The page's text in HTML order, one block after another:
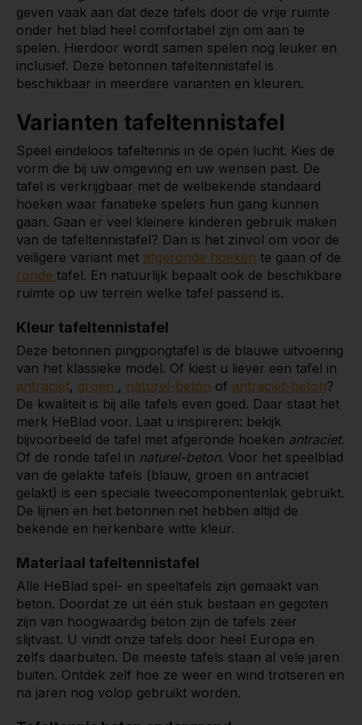
geven vaak aan dat deze tafels door de vrije ruimte
onder het blad heel comfortabel zijn om aan te
spelen. Hierdoor wordt samen spelen nog leuker en
inclusief. Deze betonnen tafeltennistafel is
beschikbaar in meerdere varianten en kleuren.
Varianten tafeltennistafel
Speel eindeloos tafeltennis in de open lucht. Kies de
vorm die bij uw omgeving en uw wensen past. De
tafel is verkrijgbaar met de welbekende standaard
hoeken waar fanatieke spelers hun gang kunnen
gaan. Gaan er veel kleinere kinderen gebruik maken
van de tafeltennistafel? Dan is het zinvol om voor de
veiligere variant met afgeronde hoeken te gaan of de
ronde tafel. En natuurlijk bepaalt ook de beschikbare
ruimte op uw terrein welke tafel passend is.
Kleur tafeltennistafel
Deze betonnen pingpongtafel is de blauwe uitvoering
van het klassieke model. Of kiest u liever een tafel in
antraciet, groen , naturel-beton of antraciet-beton?
De kwaliteit is bij alle tafels even goed. Daar staat het
merk HeBlad voor. Laat u inspireren: bekijk
bijvoorbeeld de tafel met afgeronde hoeken antraciet.
Of de ronde tafel in naturel-beton. Voor het speelblad
van de gelakte tafels (blauw, groen en antraciet
gelakt) is een speciale tweecomponentenlak gebruikt.
De lijnen en het betonnen net hebben altijd de
bekende en herkenbare witte kleur.
Materiaal tafeltennistafel
Alle HeBlad spel- en speeltafels zijn gemaakt van
beton. Doordat ze uit één stuk bestaan en gegoten
zijn van hoogwaardig beton zijn de tafels zeer
slijtvast. U vindt onze tafels door heel Europa en
zelfs daarbuiten. De meeste tafels staan al vele jaren
buiten. Ontdek zelf hoe ze weer en wind trotseren en
na jaren nog volop gebruikt worden.